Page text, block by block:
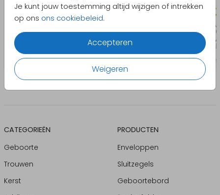
Je kunt jouw toestemming altijd wijzigen of intrekken
op ons ons cookiebeleid.
Accepteren
Weigeren
CATEGORIEËN
Geboorte
Trouwen
Kerst
PRODUCTEN
Enveloppen
Sluitzegels
Geboortebord